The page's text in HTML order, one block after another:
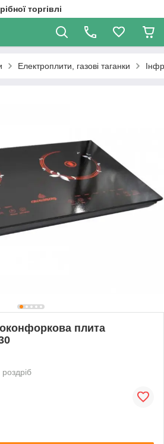
торгівлі
Електроплити, газові таганки
плита
роздріб